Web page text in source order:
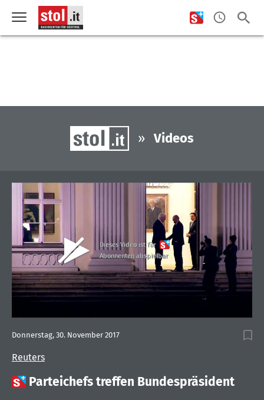
» Videos
Dieses Video ist für
Abonnenten abspielbar
Reuters
Donnerstag, 30. November 2017
 Parteichefs treffen Bundespräsident